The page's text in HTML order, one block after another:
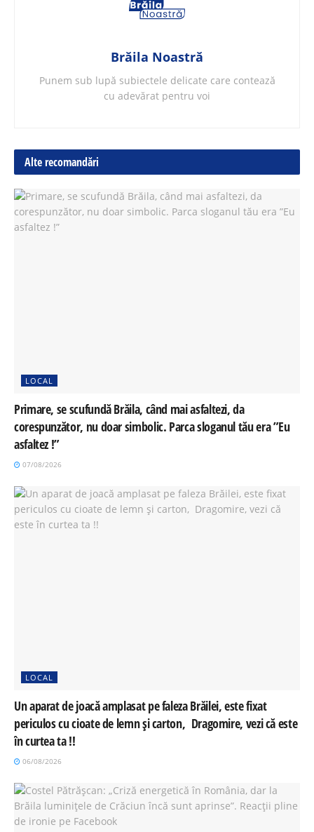
Brăila Noastră
Punem sub lupă subiectele delicate care contează
cu adevărat pentru voi
Alte recomandări
LOCAL
Primare, se scufundă Brăila, când mai asfaltezi, da
corespunzător, nu doar simbolic. Parca sloganul tău era ”Eu
asfaltez !”
07/08/2026
LOCAL
Un aparat de joacă amplasat pe faleza Brăilei, este fixat
periculos cu cioate de lemn și carton, Dragomire, vezi că este
în curtea ta !!
06/08/2026